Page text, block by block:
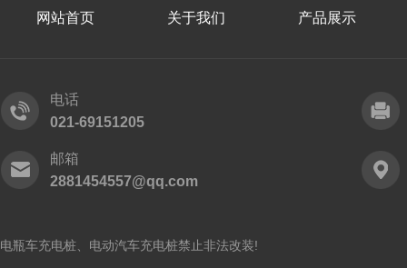
网站首页 关于我们 产品展示
电话
021-69151205
邮箱
2881454557@qq.com
电瓶车充电桩、电动汽车充电桩禁止非法改装!